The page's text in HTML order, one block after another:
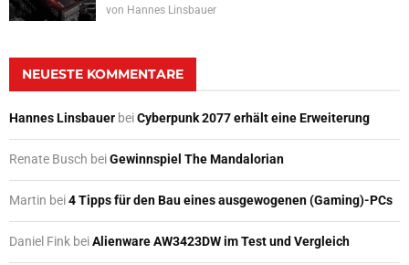
von Hannes Linsbauer
NEUESTE KOMMENTARE
Hannes Linsbauer beiCyberpunk 2077 erhält eine Erweiterung
Renate Busch beiGewinnspiel The Mandalorian
Martin bei4 Tipps für den Bau eines ausgewogenen (Gaming)-PCs
Daniel Fink beiAlienware AW3423DW im Test und Vergleich